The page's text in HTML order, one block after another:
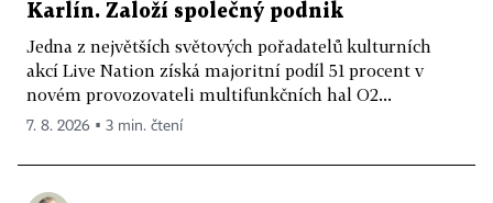
Karlín. Založí společný podnik
Jedna z největších světových pořadatelů kulturních
akcí Live Nation získá majoritní podíl 51 procent v
novém provozovateli multifunkčních hal O2...
7. 8. 2026 ▪ 3 min. čtení